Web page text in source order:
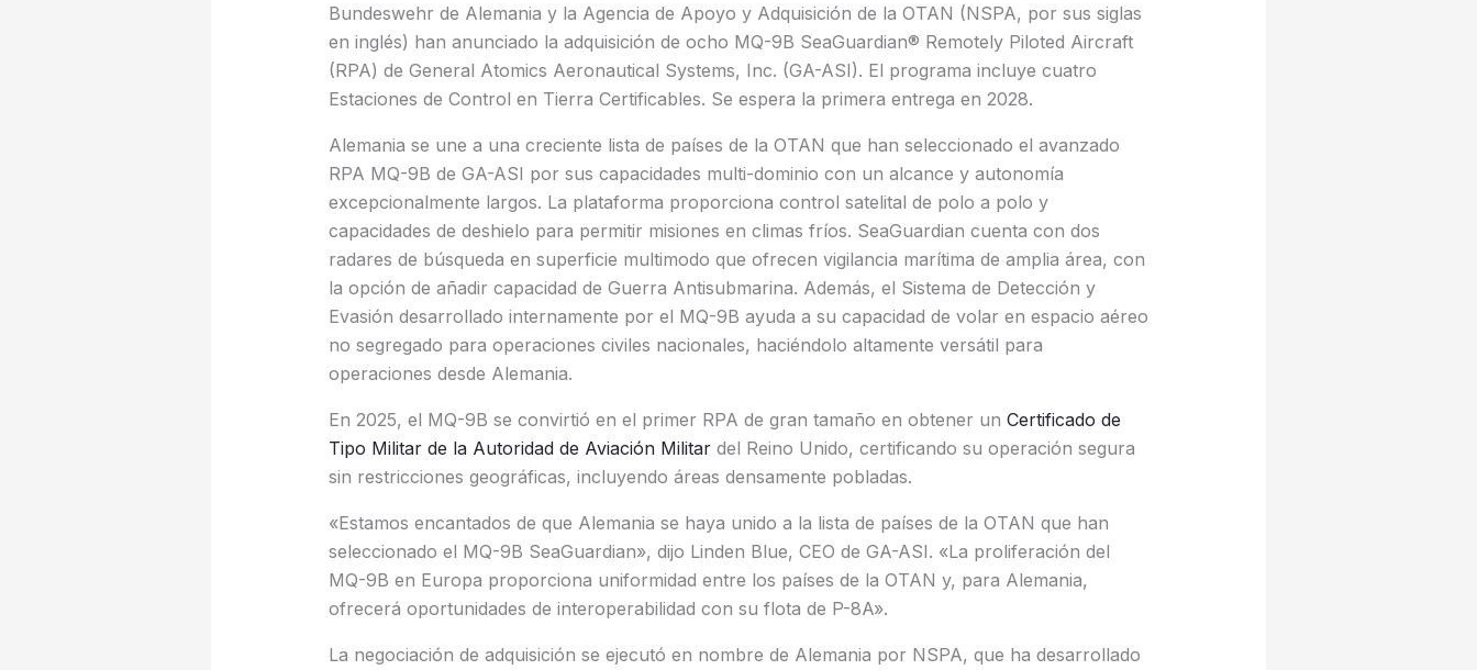
Bundeswehr de Alemania y la Agencia de Apoyo y Adquisición de la OTAN (NSPA, por sus siglas
en inglés) han anunciado la adquisición de ocho MQ-9B SeaGuardian® Remotely Piloted Aircraft
(RPA) de General Atomics Aeronautical Systems, Inc. (GA-ASI). El programa incluye cuatro
Estaciones de Control en Tierra Certificables. Se espera la primera entrega en 2028.
Alemania se une a una creciente lista de países de la OTAN que han seleccionado el avanzado
RPA MQ-9B de GA-ASI por sus capacidades multi-dominio con un alcance y autonomía
excepcionalmente largos. La plataforma proporciona control satelital de polo a polo y
capacidades de deshielo para permitir misiones en climas fríos. SeaGuardian cuenta con dos
radares de búsqueda en superficie multimodo que ofrecen vigilancia marítima de amplia área, con
la opción de añadir capacidad de Guerra Antisubmarina. Además, el Sistema de Detección y
Evasión desarrollado internamente por el MQ-9B ayuda a su capacidad de volar en espacio aéreo
no segregado para operaciones civiles nacionales, haciéndolo altamente versátil para
operaciones desde Alemania.
En 2025, el MQ-9B se convirtió en el primer RPA de gran tamaño en obtener un Certificado de
Tipo Militar de la Autoridad de Aviación Militardel Reino Unido, certificando su operación segura
sin restricciones geográficas, incluyendo áreas densamente pobladas.
«Estamos encantados de que Alemania se haya unido a la lista de países de la OTAN que han
seleccionado el MQ-9B SeaGuardian», dijo Linden Blue, CEO de GA-ASI. «La proliferación del
MQ-9B en Europa proporciona uniformidad entre los países de la OTAN y, para Alemania,
ofrecerá oportunidades de interoperabilidad con su flota de P-8A».
La negociación de adquisición se ejecutó en nombre de Alemania por NSPA, que ha desarrollado